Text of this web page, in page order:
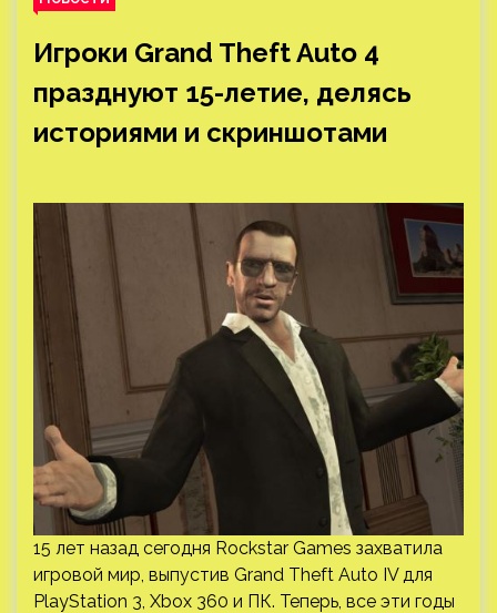
Игроки Grand Theft Auto 4
празднуют 15-летие, делясь
историями и скриншотами
15 лет назад сегодня Rockstar Games захватила
игровой мир, выпустив Grand Theft Auto IV для
PlayStation 3, Xbox 360 и ПК. Теперь, все эти годы